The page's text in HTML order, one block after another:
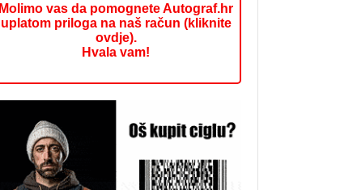
Molimo vas da pomognete Autograf.hr
uplatom priloga na naš račun (kliknite
ovdje).
Hvala vam!